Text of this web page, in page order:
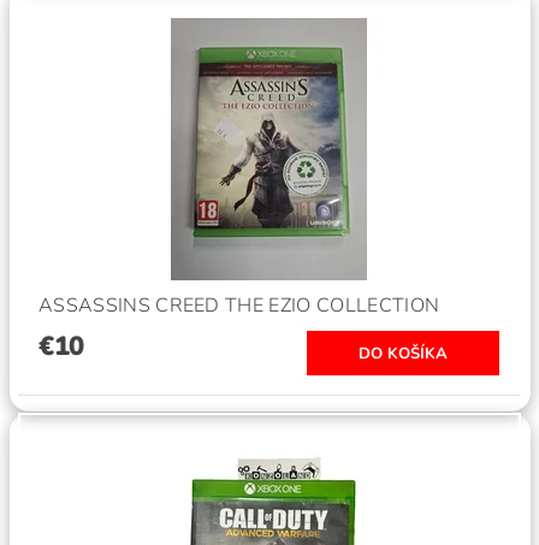
ASSASSINS CREED THE EZIO COLLECTION
€10